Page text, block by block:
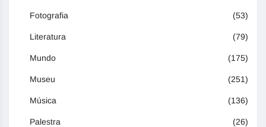
Fotografia (53)
Literatura (79)
Mundo (175)
Museu (251)
Música (136)
Palestra (26)